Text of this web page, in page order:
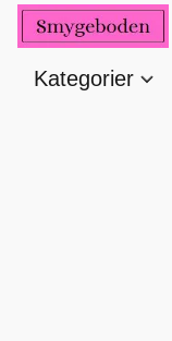
Kategorier